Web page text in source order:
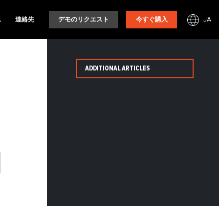
連絡先 デモのリクエスト 今すぐ購入 JA
ADDITIONAL ARTICLES